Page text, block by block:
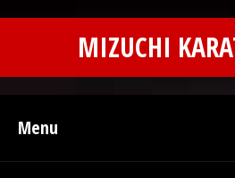
MIZUCHI
Menu